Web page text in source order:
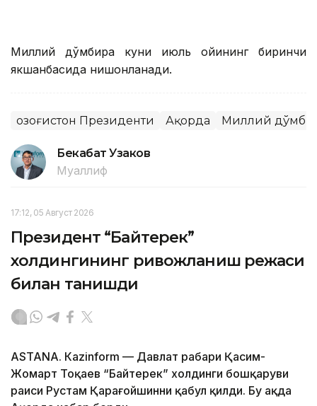
Миллий дўмбира куни июль ойининг биринчи
якшанбасида нишонланади.
Қозоғистон Президенти Ақорда Миллий
Бекабат Узаков
Муаллиф
17:12, 05 Август 2026
Президент “Байтерек”
холдингининг ривожланиш режаси
билан танишди
ASTANА. Каzinform — Давлат раҳбари Қасим-
Жомарт Тоқаев “Байтерек” холдинги бошқаруви
раиси Рустам Қарағойшинни қабул қилди. Бу ҳақда